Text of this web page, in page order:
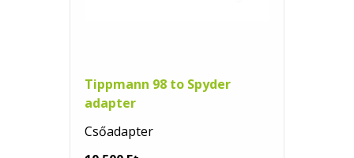
Tippmann 98 to Spyder
adapter
Csőadapter